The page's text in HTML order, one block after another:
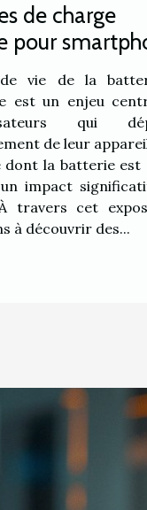
de charge
pour
la meilleure
pour
vie de votre
vie de la
est un enjeu
qui
de leur
dont la batterie est
impact
travers cet
à découvrir des...